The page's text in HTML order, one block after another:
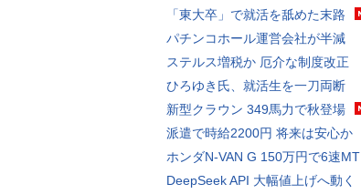
「東大卒」で就活を舐めた末路
パチンコホール運営会社が半減
ステルス増税か 厄介な制度改正
ひろゆき氏、就活生を一刀両断
新型クラウン 349馬力で秋登場
派遣で時給2200円 将来は安心か
ホンダN-VAN G 150万円で6速MT
DeepSeek API 大幅値上げへ動く